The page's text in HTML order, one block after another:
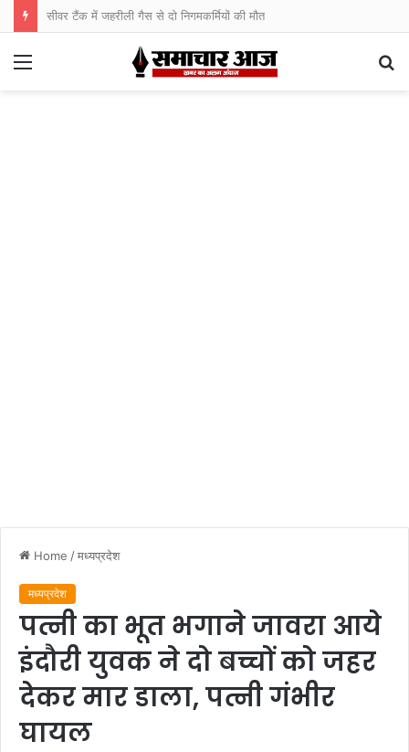
सीवर टैंक में जहरीली गैस से दो निगमकर्मियों की मौत
Menu
Home /मध्यप्रदेश
मध्यप्रदेश
पत्नी का भूत भगाने जावरा आये
इंदौरी युवक ने दो बच्चों को जहर
देकर मार डाला, पत्नी गंभीर
घायल